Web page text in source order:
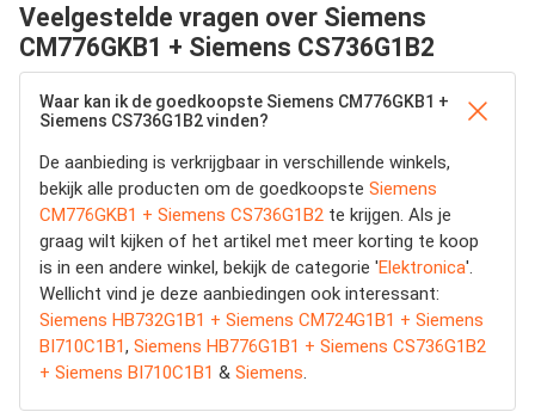
Veelgestelde vragen over Siemens
CM776GKB1 + Siemens CS736G1B2
Waar kan ik de goedkoopste Siemens CM776GKB1 +
Siemens CS736G1B2 vinden?
De aanbieding is verkrijgbaar in verschillende winkels,
bekijk alle producten om de goedkoopste Siemens
CM776GKB1 + Siemens CS736G1B2 te krijgen. Als je
graag wilt kijken of het artikel met meer korting te koop
is in een andere winkel, bekijk de categorie 'Elektronica'.
Wellicht vind je deze aanbiedingen ook interessant:
Siemens HB732G1B1 + Siemens CM724G1B1 + Siemens
BI710C1B1, Siemens HB776G1B1 + Siemens CS736G1B2
+ Siemens BI710C1B1 & Siemens.